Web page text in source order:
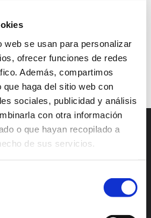
web se usan para personalizar
ofrecer funciones de redes
Además, compartimos
haga del sitio web con
sociales, publicidad y análisis
con otra información
o que hayan recopilado a
de sus servicios.